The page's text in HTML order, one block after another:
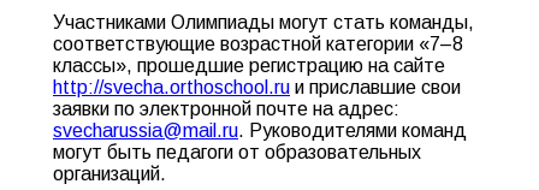
Участниками Олимпиады могут стать команды,
соответствующие возрастной категории «7–8
классы», прошедшие регистрацию на сайте
http://svecha.orthoschool.ru и приславшие свои
заявки по электронной почте на адрес:
svecharussia@mail.ru. Руководителями команд
могут быть педагоги от образовательных
организаций.